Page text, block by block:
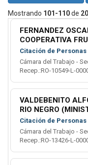
Mostrando 101-110de
FERNANDEZ
COOPERATIVA
Y PREVENCION
TRABAJO (L)
Citación de Personas
Cámara del Trabajo -
Recep.:RO-10549-L-
VALDEBENITO
RIO NEGRO
DERECHOS
ADMINISTRATIVO
Citación de Personas
Cámara del Trabajo -
Recep.:RO-13426-L-